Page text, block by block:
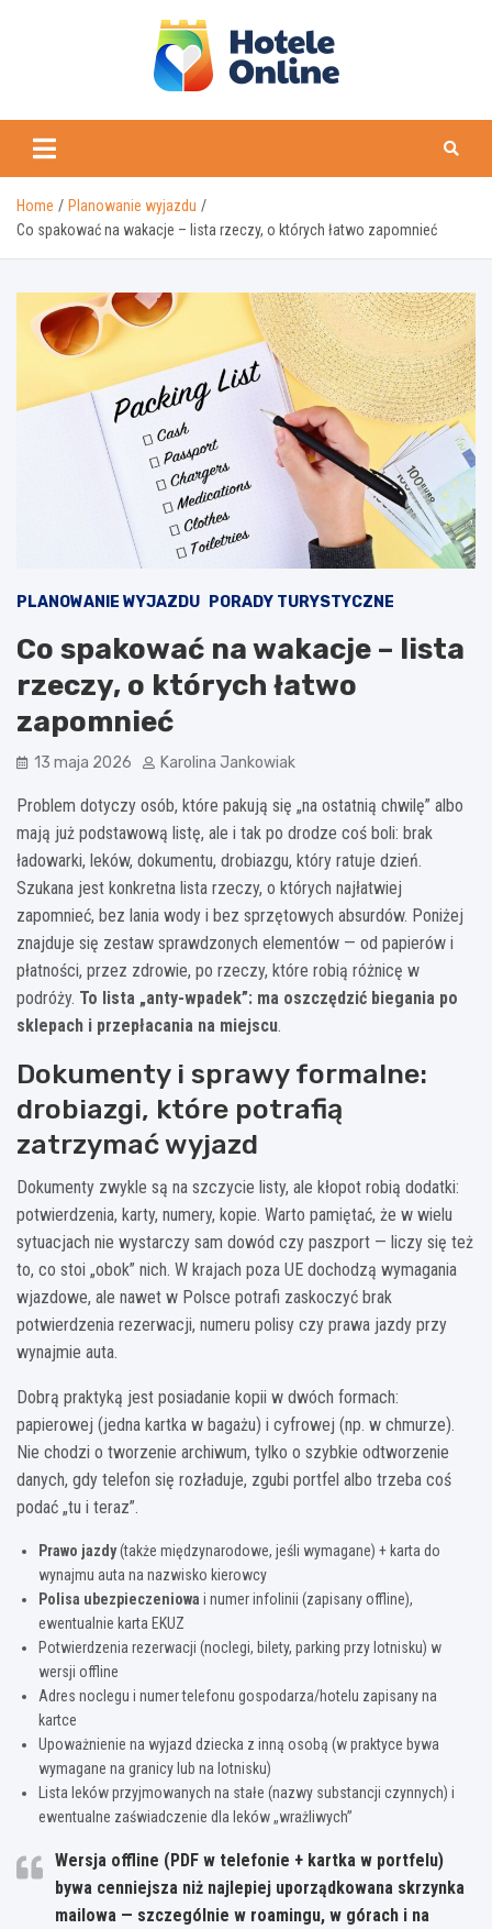
Home
Planowanie wyjazdu
Co spakować na wakacje – lista rzeczy, o których łatwo zapomnieć
PLANOWANIE WYJAZDU PORADY TURYSTYCZNE
Co spakować na wakacje – lista
rzeczy, o których łatwo
zapomnieć
13 maja 2026 Karolina Jankowiak
Problem dotyczy osób, które pakują się „na ostatnią chwilę” albo
mają już podstawową listę, ale i tak po drodze coś boli: brak
ładowarki, leków, dokumentu, drobiazgu, który ratuje dzień.
Szukana jest konkretna lista rzeczy, o których najłatwiej
zapomnieć, bez lania wody i bez sprzętowych absurdów. Poniżej
znajduje się zestaw sprawdzonych elementów — od papierów i
płatności, przez zdrowie, po rzeczy, które robią różnicę w
podróży. To lista „anty-wpadek”: ma oszczędzić biegania po
sklepach i przepłacania na miejscu.
Dokumenty i sprawy formalne:
drobiazgi, które potrafią
zatrzymać wyjazd
Dokumenty zwykle są na szczycie listy, ale kłopot robią dodatki:
potwierdzenia, karty, numery, kopie. Warto pamiętać, że w wielu
sytuacjach nie wystarczy sam dowód czy paszport — liczy się też
to, co stoi „obok” nich. W krajach poza UE dochodzą wymagania
wjazdowe, ale nawet w Polsce potrafi zaskoczyć brak
potwierdzenia rezerwacji, numeru polisy czy prawa jazdy przy
wynajmie auta.
Dobrą praktyką jest posiadanie kopii w dwóch formach:
papierowej (jedna kartka w bagażu) i cyfrowej (np. w chmurze).
Nie chodzi o tworzenie archiwum, tylko o szybkie odtworzenie
danych, gdy telefon się rozładuje, zgubi portfel albo trzeba coś
podać „tu i teraz”.
Prawo jazdy(także międzynarodowe, jeśli wymagane) + karta do
wynajmu auta na nazwisko kierowcy
Polisa ubezpieczeniowa i numer infolinii (zapisany offline),
ewentualnie karta EKUZ
Potwierdzenia rezerwacji (noclegi, bilety, parking przy lotnisku) w
wersji offline
Adres noclegu i numer telefonu gospodarza/hotelu zapisany na
kartce
Upoważnienie na wyjazd dziecka z inną osobą (w praktyce bywa
wymagane na granicy lub na lotnisku)
Lista leków przyjmowanych na stałe (nazwy substancji czynnych) i
ewentualne zaświadczenie dla leków „wrażliwych”
Wersja offline (PDF w telefonie + kartka w portfelu)
bywa cenniejsza niż najlepiej uporządkowana skrzynka
mailowa — szczególnie w roamingu, w górach i na